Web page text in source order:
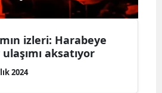
izleri: Harabeye
aksatıyor
2024